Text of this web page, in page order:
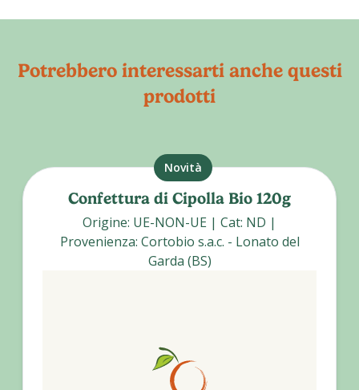
Potrebbero interessarti anche questi
prodotti
Confettura di Cipolla Bio 120g
Origine: UE-NON-UE | Cat: ND |
Provenienza: Cortobio s.a.c. - Lonato del
Garda (BS)
Novità